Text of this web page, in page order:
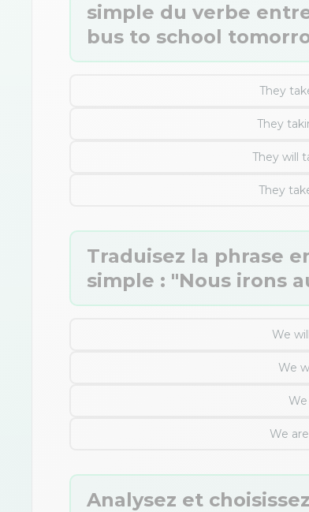
simple du verbe
bus to school
They
They
They will
They
Traduisez la phrase
simple : "Nous irons
We
We
We
Analysez et